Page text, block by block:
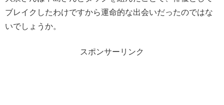
ブレイクしたわけですから運命的な出会いだったのではな
いでしょうか。
スポンサーリンク